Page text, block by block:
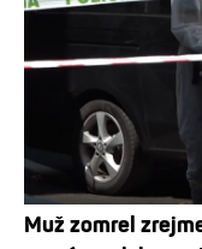
Muž zomrel